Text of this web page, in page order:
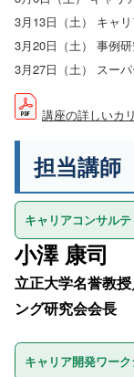
3月13日（土） キャ
3月20日（土） 事例
3月27日（土） スー
講座の詳しいカ
担当講師
キャリアコンサル
小澤 康司
立正大学名誉教
ング研究会会長
キャリア開発ワーク